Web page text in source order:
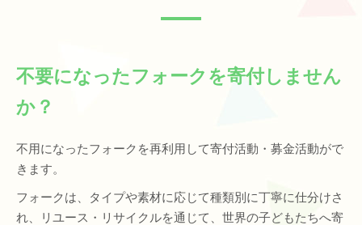
不要になったフォークを寄付しません
か？
不用になったフォークを再利用して寄付活動・募金活動がで
きます。
フォークは、タイプや素材に応じて種類別に丁寧に仕分けさ
れ、リユース・リサイクルを通じて、世界の子どもたちへ寄